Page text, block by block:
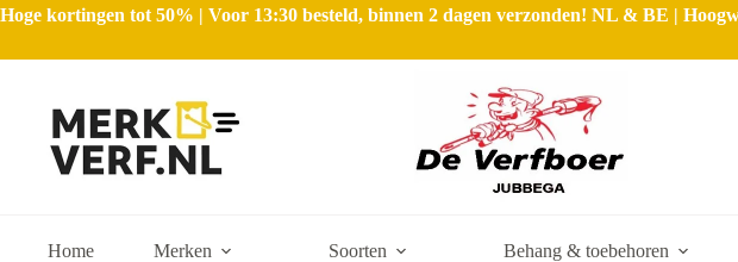
Hoge kortingen tot 50% | Voor 13:30 besteld, binnen 2 dagen verzonden! NL & BE |
Home Merken Soorten Behang & toebehoren